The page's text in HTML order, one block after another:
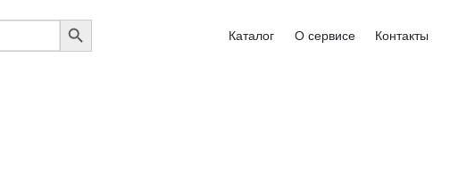
SEARCH
BUTTON
Каталог О сервисе Контакты